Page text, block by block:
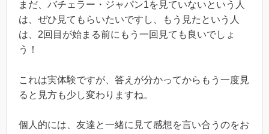
まだ、バチェラー・ジャパン1を見ていないという人
は、ぜひ見てもらいたいですし、もう見たという人
は、2回目が始まる前にもう一回見ても良いでしょ
う！
これは実体験ですが、答えが分かってからもう一度見
ると見方も少し変わりますね。
個人的には、友達と一緒に見て感想を言い合うのをお